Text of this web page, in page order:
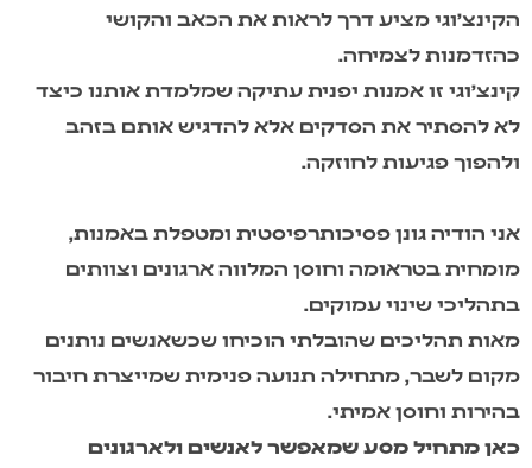
מציע דרך לראות את הכאב והקושי
לצמיחה.
זו אמנות יפנית עתיקה שמלמדת אותנו כיצד
להסתיר את הסדקים אלא להדגיש אותם בזהב
פגיעות לחוזקה.
הודיה גונן פסיכותרפיסטית ומטפלת באמנות,
בטראומה וחוסן המלווה ארגונים וצוותים
שינוי עמוקים.
תהליכים שהובלתי הוכיחו שכשאנשים נותנים
לשבר, מתחילה תנועה פנימית שמייצרת חיבור
וחוסן אמיתי.
מתחיל מסע שמאפשר לאנשים ולארגונים